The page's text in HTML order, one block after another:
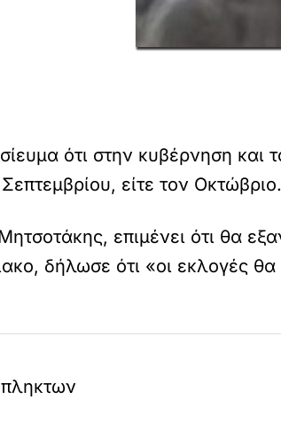
ότι στην κυβέρνηση και
είτε τον Οκτώβριο.
επιμένει ότι θα
δήλωσε ότι «οι εκλογές